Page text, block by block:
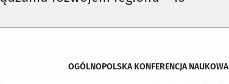
OGÓLNOPOLSKA KONFERENCJA NAUKOWA